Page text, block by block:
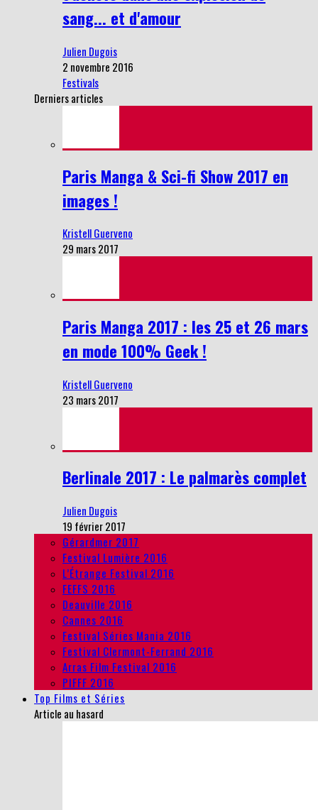
sang... et d'amour
Julien Dugois
2 novembre 2016
Festivals
Derniers articles
Paris Manga & Sci-fi Show 2017 en
images !
Kristell Guerveno
29 mars 2017
Paris Manga 2017 : les 25 et 26 mars
en mode 100% Geek !
Kristell Guerveno
23 mars 2017
Berlinale 2017 : Le palmarès complet
Julien Dugois
19 février 2017
Gérardmer 2017
Festival Lumière 2016
L’Étrange Festival 2016
FEFFS 2016
Deauville 2016
Cannes 2016
Festival Séries Mania 2016
Festival Clermont-Ferrand 2016
Arras Film Festival 2016
PIFFF 2016
Top Films et Séries
Article au hasard